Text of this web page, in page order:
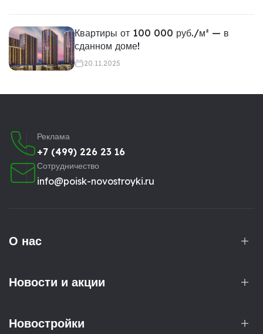
Квартиры от 100 000 руб./м² — в
сданном доме!
20.11.2025
Реклама
+7 (499) 226 23 16
Сотрудничество
info@poisk-novostroyki.ru
О нас
Новости и акции
Новостройки